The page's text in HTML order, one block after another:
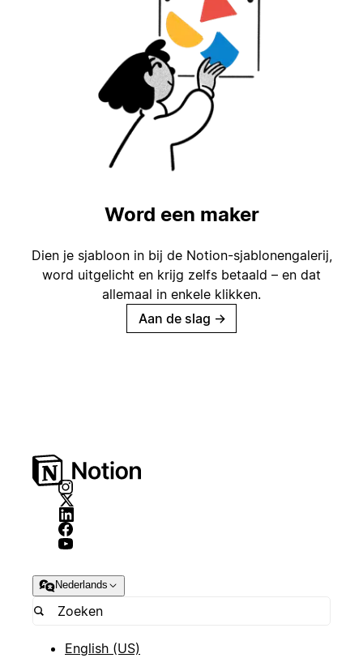
Word een maker
Dien je sjabloon in bij de Notion-sjablonengalerij,
word uitgelicht en krijg zelfs betaald – en dat
allemaal in enkele klikken.
Aan de slag →
Nederlands
English (US)